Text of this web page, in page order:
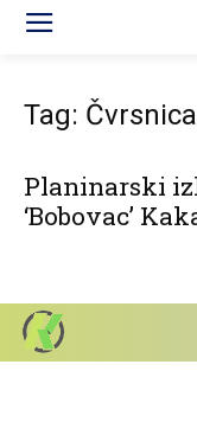
Tag: Čvrsnica
Planinarski
‘Bobovac’